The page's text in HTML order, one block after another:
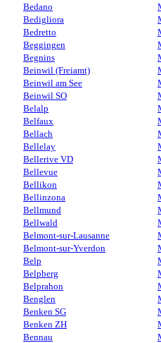
Bedano
Bedigliora
Bedretto
Beggingen
Begnins
Beinwil (Freiamt)
Beinwil am See
Beinwil SO
Belalp
Belfaux
Bellach
Bellelay
Bellerive VD
Bellevue
Bellikon
Bellinzona
Bellmund
Bellwald
Belmont-sur-Lausanne
Belmont-sur-Yverdon
Belp
Belpberg
Belprahon
Benglen
Benken SG
Benken ZH
Bennau